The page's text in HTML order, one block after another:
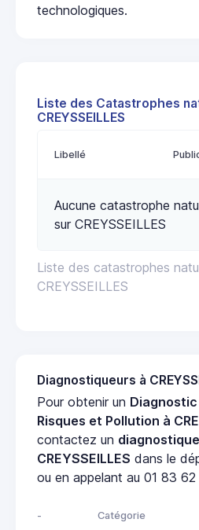
technologiques.
Liste des Catastrophes
CREYSSEILLES
Liste des catastrophes
CREYSSEILLES
Libellé
Aucune catastrophe
sur CREYSSEILLES
Diagnostiqueurs à
Pour obtenir un
Risques et Pollution à
contactez un
CREYSSEILLES dans le
ou en appelant au 01 83
- Catégorie